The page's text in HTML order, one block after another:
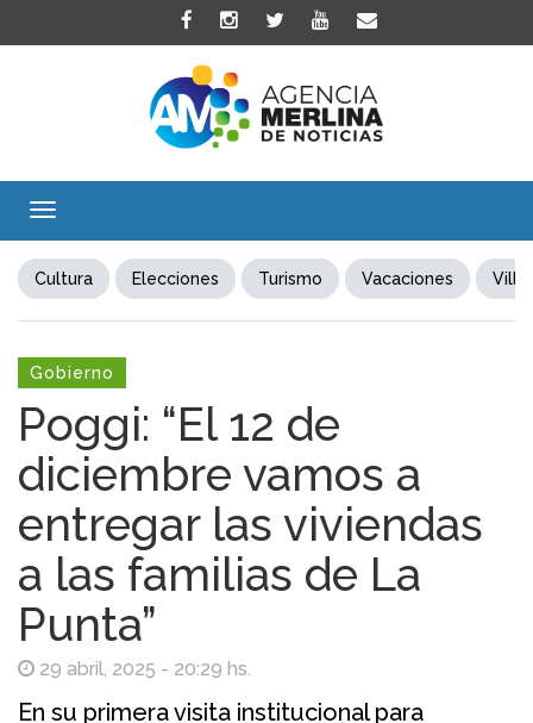
Toggle
Cultura Elecciones Turismo Vacaciones Villa
Gobierno
Poggi: “El 12 de
diciembre vamos a
entregar las viviendas
a las familias de La
Punta”
29 abril, 2025 - 20:29 hs.
En su primera visita institucional para